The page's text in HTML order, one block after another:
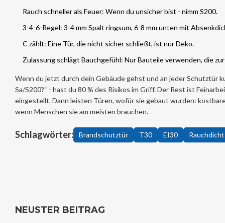
Rauch schneller als Feuer: Wenn du unsicher bist - nimm S200.
3-4-6-Regel: 3-4 mm Spalt ringsum, 6-8 mm unten mit
C zählt: Eine Tür, die nicht sicher schließt, ist nur Deko.
Zulassung schlägt Bauchgefühl: Nur Bauteile verwenden, die
Wenn du jetzt durch dein Gebäude gehst und an jeder Schutztür
Sa/S200?“ - hast du 80 % des Risikos im Griff. Der Rest ist
eingestellt. Dann leisten Türen, wofür sie gebaut wurden:
wenn Menschen sie am meisten brauchen.
Schlagwörter: Brandschutztür T30 EI30 Rauchdicht
NEUSTER BEITRAG